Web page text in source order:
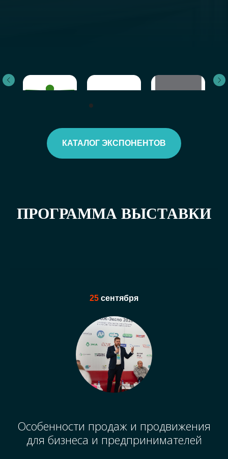
КАТАЛОГ ЭКСПОНЕНТОВ
ПРОГРАММА ВЫСТАВКИ
25 сентября
Особенности продаж и продвижения
для бизнеса и предпринимателей